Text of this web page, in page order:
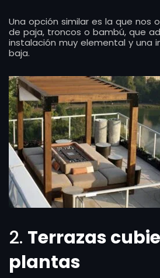
Una opción similar es la que nos
de paja, troncos o bambú, que
instalación muy elemental y una
baja.
2. Terrazas
plantas